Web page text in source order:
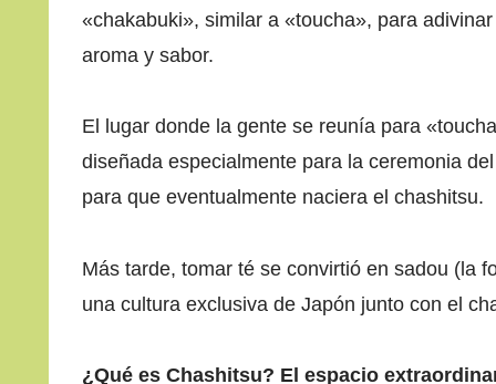
«chakabuki», similar a «toucha», para
aroma y sabor.
El lugar donde la gente se reunía para
diseñada especialmente para la ceremonia
para que eventualmente naciera el chashitsu.
Más tarde, tomar té se convirtió en sadou (la
una cultura exclusiva de Japón junto con el
¿Qué es Chashitsu? El espacio